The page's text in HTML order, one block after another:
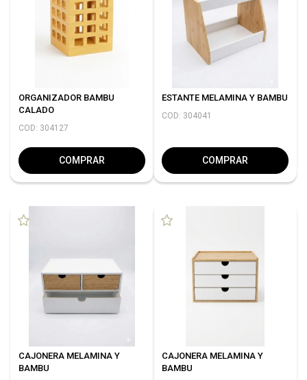
ORGANIZADOR BAMBU
CALADO
COD: 304127
COMPRAR
ESTANTE MELAMINA Y BAMBU
COD: 304041
COMPRAR
CAJONERA MELAMINA Y
BAMBU
CAJONERA MELAMINA Y
BAMBU